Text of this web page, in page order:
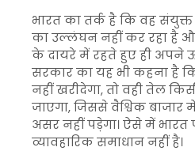
भारत का तर्क है कि वह संयुक्त
का उल्लंघन नहीं कर रहा है
के दायरे में रहते हुए ही अपने
सरकार का यह भी कहना है
नहीं खरीदेगा, तो वही तेल
जाएगा, जिससे वैश्विक
असर नहीं पड़ेगा। ऐसे में भारत
व्यावहारिक समाधान नहीं है।